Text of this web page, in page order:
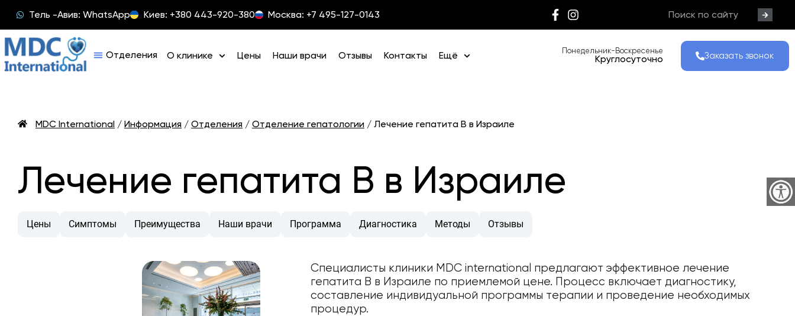
Тель -Авив: WhatsApp Киев: +380 443-920-380 Москва: +7 495-127-0143
О клинике Цены Наши врачи Отзывы Контакты Ещё Понедельник-Воскресенье
Круглосуточно Заказать звонок
MDC International / Информация / Отделения / Отделение гепатологии / Лечение гепатита B в Израиле
Лечение гепатита B в Израиле
Цены Симптомы Преимущества Наши врачи Программа Диагностика Методы Отзывы
Специалисты клиники MDC international предлагают эффективное лечение
гепатита В в Израиле по приемлемой цене. Процесс включает диагностику,
составление индивидуальной программы терапии и проведение необходимых
процедур.